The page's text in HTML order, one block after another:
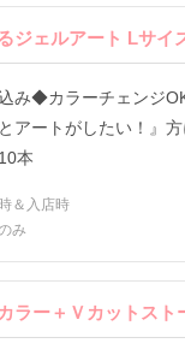
ジェルアート Lサイ
み◆カラーチェンジ
アートがしたい！』
本
＆入店時
み
ラー＋Ｖカットスト